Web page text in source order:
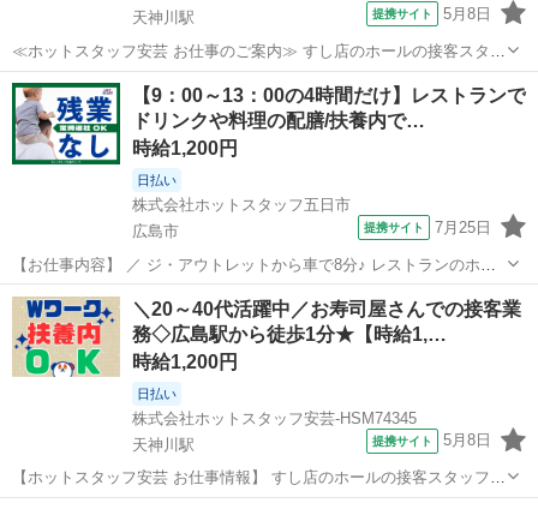
天神川駅
提携サイト 5月8日
≪ホットスタッフ安芸 お仕事のご案内≫ すし店のホールの接客スタッ
フを 募集します♪ ＼ぶっちゃけ、こんなお仕事。♪/
━━━v━━━━━━━━━━━━━━ ・お客さまが来店されたら席
へご案内する ・オーダー(注文)を伺う ...
広島 天神川駅
【9：00～13：00の4時間だけ】レストランで
ドリンクや料理の配膳/扶養内で…
時給1,200円
日払い
株式会社ホットスタッフ五日市
広島市
提携サイト 7月25日
【お仕事内容】 ／ ジ・アウトレットから車で8分♪ レストランのホー
ルスタッフ☆ ＼ ★こんな魅力がいっぱい★ ・4時間だけ×残業なし！
・Wワークや扶養内での勤務OK！ ・格安でオシャレなまかないが食
べれる！ ...
広島 広島市 ファミレス
＼20～40代活躍中／お寿司屋さんでの接客業
務◇広島駅から徒歩1分★【時給1,…
時給1,200円
日払い
株式会社ホットスタッフ安芸-HSM74345
天神川駅
提携サイト 5月8日
【ホットスタッフ安芸 お仕事情報】 すし店のホールの接客スタッフを
募集します♪ ＼ ぶっちゃけ、こんなお仕事。 /